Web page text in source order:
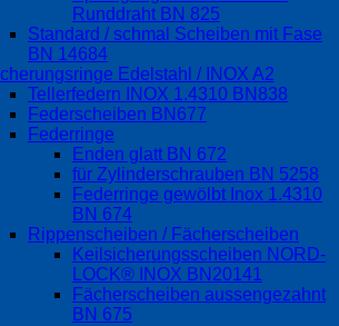
Runddraht BN 825
Standard / schmal Scheiben mit Fase
BN 14684
Edelstahl / INOX A2
Tellerfedern INOX 1.4310 BN838
Federscheiben BN677
Federringe
Enden glatt BN 672
für Zylinderschrauben BN 5258
Federringe gewölbt Inox 1.4310
BN 674
Rippenscheiben / Fächerscheiben
Keilsicherungsscheiben NORD-
LOCK® INOX BN20141
Fächerscheiben aussengezahnt
BN 675